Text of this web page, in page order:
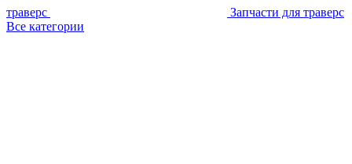
траверс
Запчасти для траверс
Все категории